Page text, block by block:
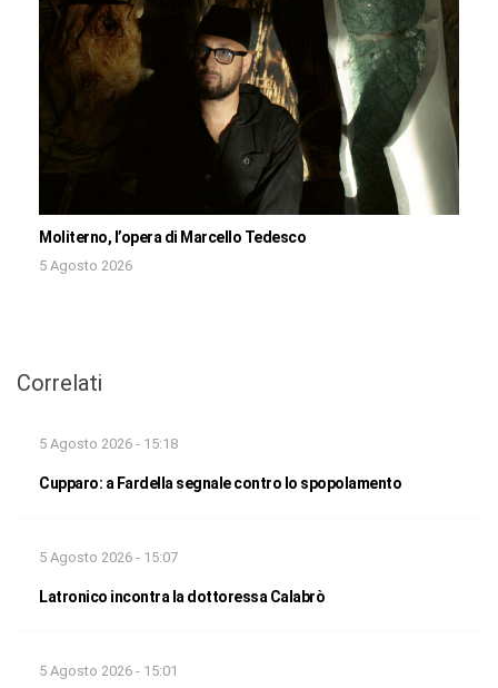
Moliterno, l’opera di Marcello Tedesco
5 Agosto 2026
Correlati
5 Agosto 2026 - 15:18
Cupparo: a Fardella segnale contro lo spopolamento
5 Agosto 2026 - 15:07
Latronico incontra la dottoressa Calabrò
5 Agosto 2026 - 15:01